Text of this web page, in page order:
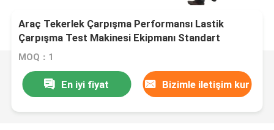
Araç Tekerlek Çarpışma Performansı Lastik
Çarpışma Test Makinesi Ekipmanı Standart
ISO7141-2005/ Saej 175 ile
MOQ：1
En iyi fiyat Bizimle iletişim kur